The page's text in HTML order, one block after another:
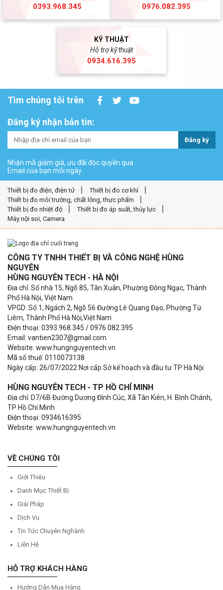
0393.968.345 0976.082.395
KỸ THUẬT
Hỗ trợ kỹ thuật
0934.616.395
Tìm chúng tôi trên
Đăng ký nhận bản tin:
Đăng ký
Nhận mã giảm giá, ưu đãi độc quyền qua
Email của bạn mỗi ngày.
Thiết bị đo điện, điện tử
Thiết bị đo cơ khí
Thiết bị đo môi trường, chất lỏng, thực phẩm
Thiết bị đo nhiệt độ
Thiết bị đo áp suất, thủy lực
Máy nội soi, Camera
CÔNG TY TNHH THIẾT BỊ VÀ CÔNG NGHỆ HÙNG
NGUYÊN
HÙNG NGUYÊN TECH - HÀ NỘI
Địa chỉ: Số nhà 15, Ngõ 85, Tân Xuân, Phường Đông Ngạc, Thành
Phố Hà Nội, Việt Nam
VPGD: Số 1, Ngách 2, Ngõ 56 Đường Lê Quang Đạo, Phường Từ
Liêm, Thành Phố Hà Nội,Việt Nam
Điện thoại: 0393.968.345 / 0976.082.395
Email: vantien2307@gmail.com
Website: www.hungnguyentech.vn
Mã số thuế: 0110073138
Ngày cấp: 26/07/2022 Nơi cấp Sở kế hoạch và đầu tư TP Hà Nội
HÙNG NGUYÊN TECH - TP HỒ CHÍ MINH
Địa chỉ: D7/6B Đường Dương Đình Cúc, Xã Tân Kiên, H. Bình Chánh,
TP Hồ Chí Minh
Điện thoại: 0934616395
Website: www.hungnguyentech.vn
VỀ CHÚNG TÔI
Giới Thiệu
Danh Mục Thiết Bị
Giải Pháp
Dịch Vụ
Tin Tức Chuyên Nghành
Liên Hệ
HỖ TRỢ KHÁCH HÀNG
Hướng Dẫn Mua Hàng